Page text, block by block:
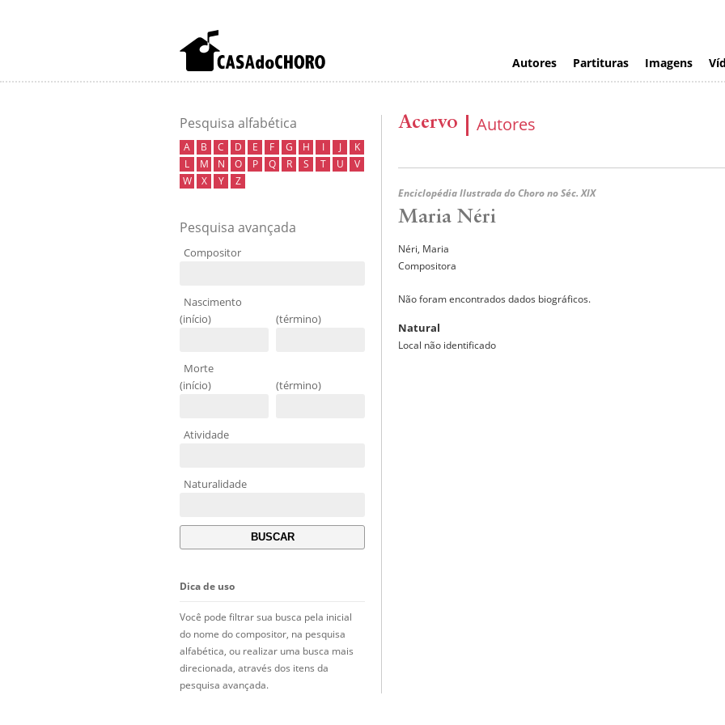
Autores Partituras Imagens
Pesquisa alfabética
A B C D E F G H I J
K
L
M N O P Q R S T U
V
W
X Y Z
Pesquisa avançada
Compositor
Nascimento
(início)
(término)
Morte
(início)
(término)
Atividade
Naturalidade
Dica de uso
Você pode filtrar sua busca pela inicial
do nome do compositor, na pesquisa
alfabética, ou realizar uma busca mais
direcionada, através dos itens da
pesquisa avançada.
Acervo Autores
Enciclopédia Ilustrada do Choro no Séc. XIX
Maria Néri
Néri, Maria
Compositora
Não foram encontrados dados biográficos.
Natural
Local não identificado